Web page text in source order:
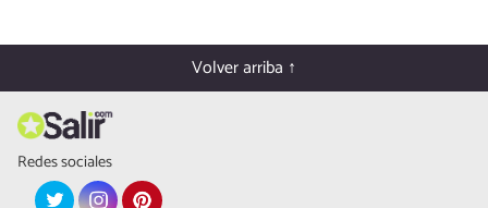
Volver arriba ↑
Redes sociales